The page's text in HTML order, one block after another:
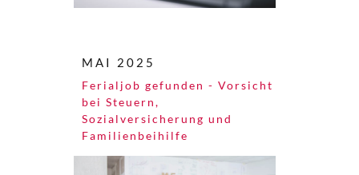
MAI 2025
Ferialjob gefunden - Vorsicht
bei Steuern,
Sozialversicherung und
Familienbeihilfe